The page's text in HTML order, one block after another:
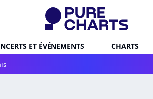
ET ÉVÉNEMENTS CHARTS